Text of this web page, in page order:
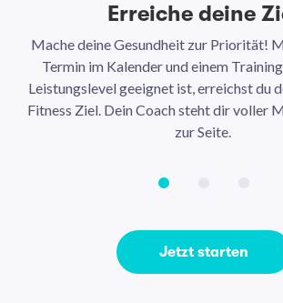
Erreiche deine
Mache deine Gesundheit zur Priorität!
Termin im Kalender und einem
Leistungslevel geeignet ist, erreichst du
Fitness Ziel. Dein Coach steht dir voller
zur Seite.
Jetzt starten